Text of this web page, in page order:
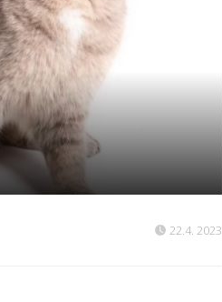
22.4. 2023